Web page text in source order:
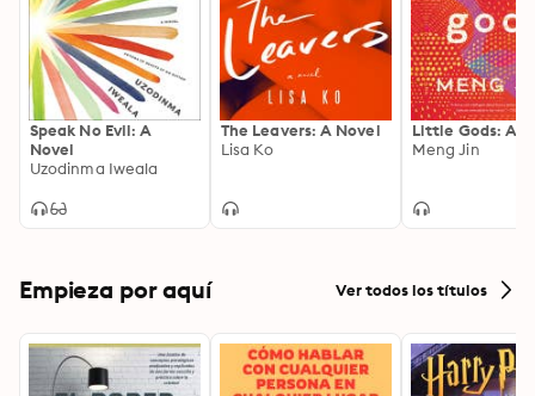
Speak No Evil: A
Novel
Uzodinma Iweala
The Leavers: A Novel
Lisa Ko
Little Gods: A
Meng Jin
Empieza por aquí Ver todos los títulos